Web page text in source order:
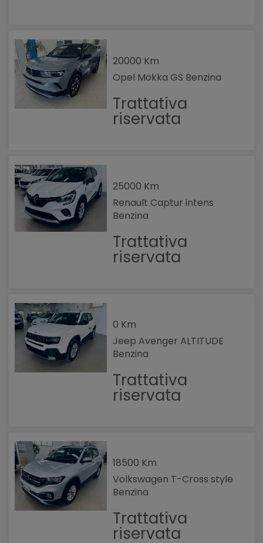
20000 Km
Opel Mokka GS Benzina
Trattativa
riservata
25000 Km
Renault Captur intens
Benzina
Trattativa
riservata
0 Km
Jeep Avenger ALTITUDE
Benzina
Trattativa
riservata
18500 Km
Volkswagen T-Cross style
Benzina
Trattativa
riservata